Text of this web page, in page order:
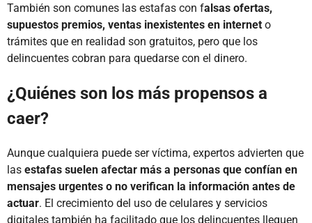
También son comunes las estafas con falsas ofertas,
supuestos premios, ventas inexistentes en internet o
trámites que en realidad son gratuitos, pero que los
delincuentes cobran para quedarse con el dinero.
¿Quiénes son los más propensos a
caer?
Aunque cualquiera puede ser víctima, expertos advierten que
las estafas suelen afectar más a personas que confían en
mensajes urgentes o no verifican la información antes de
actuar. El crecimiento del uso de celulares y servicios
digitales también ha facilitado que los delincuentes lleguen